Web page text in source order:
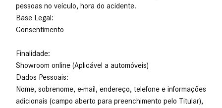
pessoas no veículo, hora do acidente.
Base Legal:
Consentimento
Finalidade:
Showroom online (Aplicável a automóveis)
Dados Pessoais:
Nome, sobrenome, e-mail, endereço, telefone e informações
adicionais (campo aberto para preenchimento pelo Titular),